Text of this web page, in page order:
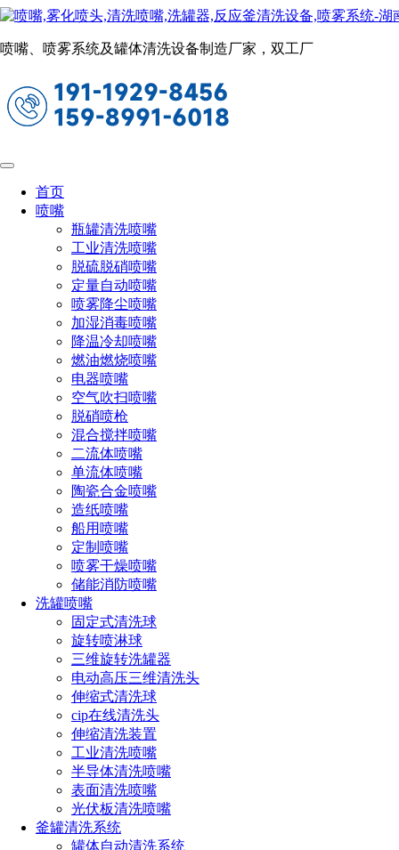
喷嘴、喷雾系统及罐体清洗设备制造厂家，双工厂
首页
喷嘴
瓶罐清洗喷嘴
工业清洗喷嘴
脱硫脱硝喷嘴
定量自动喷嘴
喷雾降尘喷嘴
加湿消毒喷嘴
降温冷却喷嘴
燃油燃烧喷嘴
电器喷嘴
空气吹扫喷嘴
脱硝喷枪
混合搅拌喷嘴
二流体喷嘴
单流体喷嘴
陶瓷合金喷嘴
造纸喷嘴
船用喷嘴
定制喷嘴
喷雾干燥喷嘴
储能消防喷嘴
洗罐喷嘴
固定式清洗球
旋转喷淋球
三维旋转洗罐器
电动高压三维清洗头
伸缩式清洗球
cip在线清洗头
伸缩清洗装置
工业清洗喷嘴
半导体清洗喷嘴
表面清洗喷嘴
光伏板清洗喷嘴
釜罐清洗系统
罐体自动清洗系统
二流体喷嘴
扇形压力式空气雾化（外部混合式）
SUE系列外混式扇形空气雾化喷嘴，尤其
适合带有黏度的液体，气路和液路可以单
独控制
设计特点
1、外混式空气雾化喷嘴，通过外部混合装置改变气体
压力，而不改变液体流率来控制雾化。空气雾化喷嘴特
殊的内部结构设计能使液体和气体均匀混合，产生微细
液滴尺寸的喷雾或粗液滴喷雾。通过增加气体压力或降
低液体压力可得到更加微细的液滴喷雾，从而达到较高
的气体流率与液体流率比。